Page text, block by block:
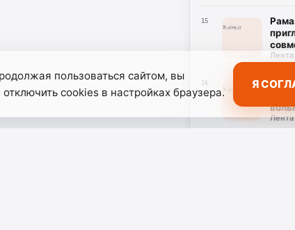
15
Лента
16
Лента
пользоваться сайтом, вы
cookies в настройках браузера.
Я